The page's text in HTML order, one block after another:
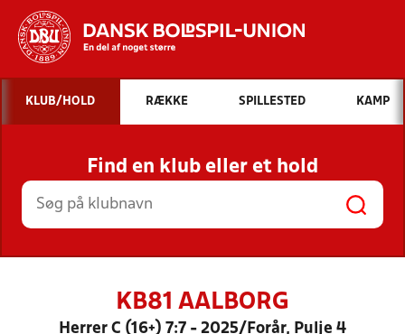
Hvad vil du søge efter?
INDHOLD OG NYHEDER
STILLINGER, RESULTATER, KLUBBER OG
HOLD
KLUB/HOLD RÆKKE SPILLESTED KAMP
Find en klub eller et hold
KB81 AALBORG
Herrer C (16+) 7:7 - 2025/Forår, Pulje 4